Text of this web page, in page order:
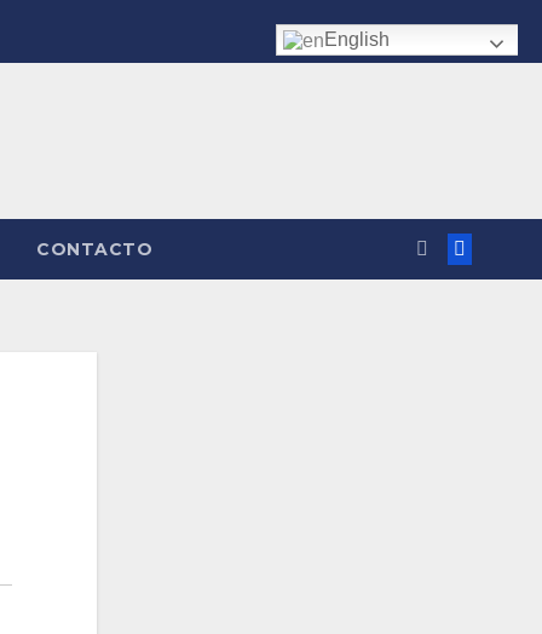
CONTACTO
English